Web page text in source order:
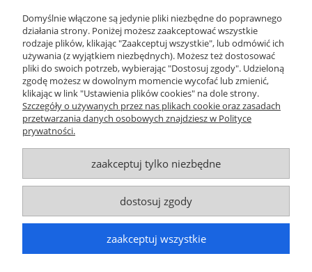
NEWSLETTER
ZAPISZ SIĘ
O NAS
POMOC
MOJE KONTO
© MAXSOTE 2026.Wszystkie prawa zastrzeżone.
Domyślnie włączone są jedynie pliki niezbędne do poprawnego
działania strony. Poniżej możesz zaakceptować wszystkie
rodzaje plików, klikając "Zaakceptuj wszystkie", lub odmówić ich
używania (z wyjątkiem niezbędnych). Możesz też dostosować
pliki do swoich potrzeb, wybierając "Dostosuj zgody". Udzieloną
zgodę możesz w dowolnym momencie wycofać lub zmienić,
klikając w link "Ustawienia plików cookies" na dole strony.
Szczegóły o używanych przez nas plikach cookie oraz zasadach
przetwarzania danych osobowych znajdziesz w Polityce
prywatności.
zaakceptuj tylko niezbędne
dostosuj zgody
zaakceptuj wszystkie